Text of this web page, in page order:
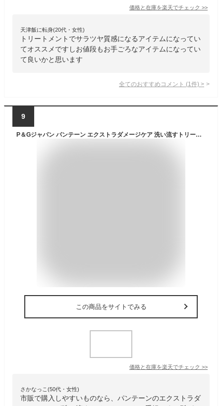
価格と在庫を楽天でチェック >>
天津飯に転身(20代・女性)
トリートメントでサラツヤ質感になるアイテムになってい
てオススメですしお値段もお手ごろなアイテムになってい
て良いかと思います
全てのおすすめコメント (1 件) >
9
P＆Gジャパン パンテーン エクストラダメージケア 洗い流すトリートメント 180g
この商品をサイトでみる
価格と在庫を楽天でチェック >>
さかなっこ(50代・女性)
市販で購入しやすいものなら、パンテーンのエクストラダ